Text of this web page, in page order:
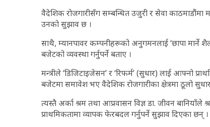
वैदेशिक रोजगारीसँग सम्बन्धित उजुरी र सेवा काठमाडौंमा
उनको सुझाव छ ।
साथै, म्यानपावर कम्पनीहरूको अनुगमनलाई ‘छापा मार्ने
बजेटको व्यवस्था गर्नुपर्ने बताए ।
मन्त्रीले ‘डिजिटाइजेसन’ र ‘रिफर्म’ (सुधार) लाई आफ्नो
बजेटमा समावेश भए वैदेशिक रोजगारीका क्षेत्रमा ठूलो
त्यस्तै अर्का श्रम तथा आप्रवासन विज्ञ डा. जीवन बानियाँले
प्राथमिकतामा व्यापक फेरबदल गर्नुपर्ने सुझाव दिएका छन् ।